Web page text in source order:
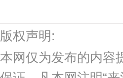
版权声明:
本网仅为发布的内容